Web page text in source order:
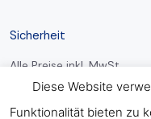
Sicherheit
Alle Preise inkl. MwSt.
Lieferung innerhalb
Diese Website
Funktionalität bieten zu